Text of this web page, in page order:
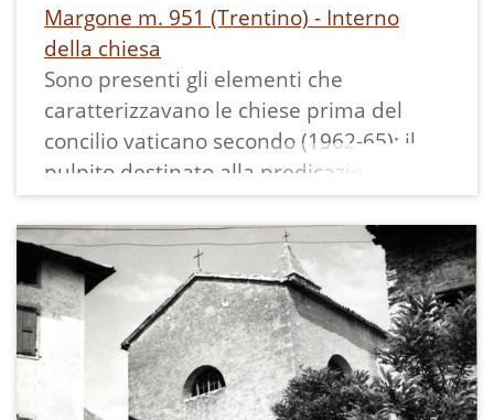
Margone m. 951 (Trentino) - Interno
della chiesa
Sono presenti gli elementi che
caratterizzavano le chiese prima del
concilio vaticano secondo (1962-65): il
pulpito destinato alla predicazione, le
balaustre che delimitavano il
presbiterio, l'altare verso il quale il
parroco celebrava la messa dando la
schiena ai fedeli. È esposta una statua
non individuabile (Madonna Immacolata
15 agosto, o San Rocco 13 giugno, o al
tempo c'era una statua della Maddalena